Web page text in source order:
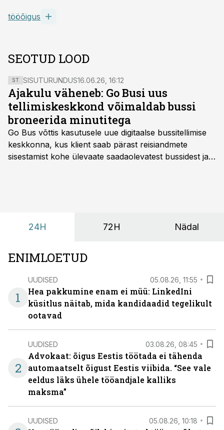
tööõigus
SEOTUD LOOD
ST SISUTURUNDUS16.06.26, 16:12
Ajakulu väheneb: Go Busi uus
tellimiskeskkond võimaldab bussi
broneerida minutitega
Go Bus võttis kasutusele uue digitaalse bussitellimise
keskkonna, kus klient saab pärast reisiandmete
sisestamist kohe ülevaate saadaolevatest bussidest ja
24H 72H Nädal
ENIMLOETUD
1
UUDISED 05.08.26, 11:55
Hea pakkumine enam ei müü: LinkedIni
küsitlus näitab, mida kandidaadid tegelikult
ootavad
2
UUDISED 03.08.26, 08:45
Advokaat: õigus Eestis töötada ei tähenda
automaatselt õigust Eestis viibida. “See vale
eeldus läks ühele tööandjale kalliks
maksma”
UUDISED 05.08.26, 10:18